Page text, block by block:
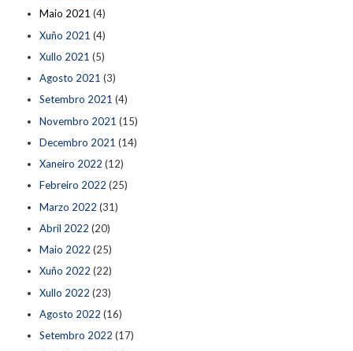
Maio 2021 (4)
Xuño 2021 (4)
Xullo 2021 (5)
Agosto 2021 (3)
Setembro 2021 (4)
Novembro 2021 (15)
Decembro 2021 (14)
Xaneiro 2022 (12)
Febreiro 2022 (25)
Marzo 2022 (31)
Abril 2022 (20)
Maio 2022 (25)
Xuño 2022 (22)
Xullo 2022 (23)
Agosto 2022 (16)
Setembro 2022 (17)